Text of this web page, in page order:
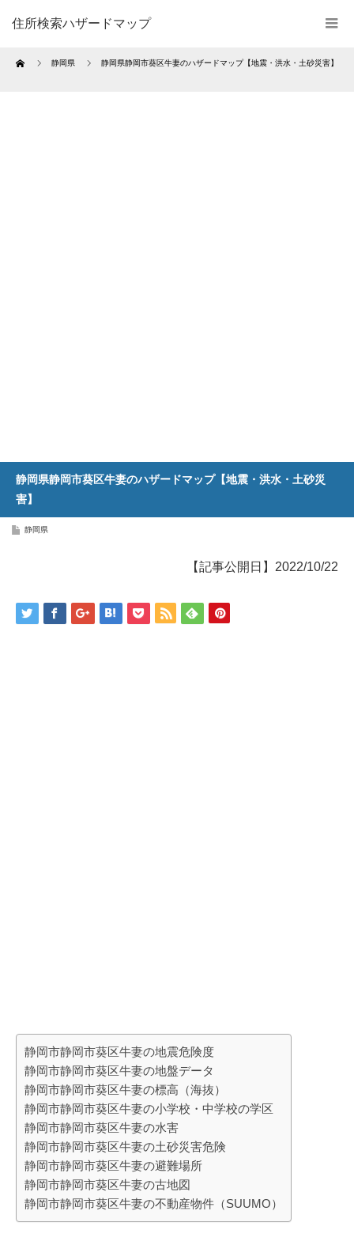
住所検索ハザードマップ
Home 静岡県 静岡県静岡市葵区牛妻のハザードマップ【地震・洪水・土砂災害】
静岡県静岡市葵区牛妻のハザードマップ【地震・洪水・土砂災
害】
静岡県
【記事公開日】2022/10/22
静岡市静岡市葵区牛妻の地震危険度
静岡市静岡市葵区牛妻の地盤データ
静岡市静岡市葵区牛妻の標高（海抜）
静岡市静岡市葵区牛妻の小学校・中学校の学区
静岡市静岡市葵区牛妻の水害
静岡市静岡市葵区牛妻の土砂災害危険
静岡市静岡市葵区牛妻の避難場所
静岡市静岡市葵区牛妻の古地図
静岡市静岡市葵区牛妻の不動産物件（SUUMO）